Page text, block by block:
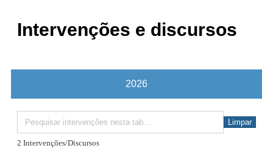
Intervenções e discursos
2026
Limpar
2 Intervenções/Discursos